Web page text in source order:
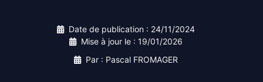
Date de publication : 24/11/2024
Mise à jour le : 19/01/2026
Par : Pascal FROMAGER